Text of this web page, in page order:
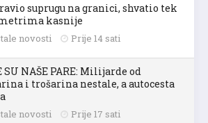
suprugu na granici, shvatio tek
kasnije
novosti Prije 14 sati
SU NAŠE PARE: Milijarde od
i trošarina nestale, a autocesta
novosti Prije 17 sati